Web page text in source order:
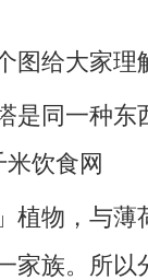
给大家理
物，与薄
家族。所以